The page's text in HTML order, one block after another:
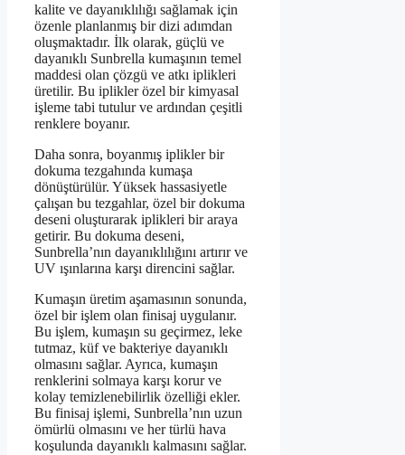
kalite ve dayanıklılığı sağlamak için
özenle planlanmış bir dizi adımdan
oluşmaktadır. İlk olarak, güçlü ve
dayanıklı Sunbrella kumaşının temel
maddesi olan çözgü ve atkı iplikleri
üretilir. Bu iplikler özel bir kimyasal
işleme tabi tutulur ve ardından çeşitli
renklere boyanır.
Daha sonra, boyanmış iplikler bir
dokuma tezgahında kumaşa
dönüştürülür. Yüksek hassasiyetle
çalışan bu tezgahlar, özel bir dokuma
deseni oluşturarak iplikleri bir araya
getirir. Bu dokuma deseni,
Sunbrella’nın dayanıklılığını artırır ve
UV ışınlarına karşı direncini sağlar.
Kumaşın üretim aşamasının sonunda,
özel bir işlem olan finisaj uygulanır.
Bu işlem, kumaşın su geçirmez, leke
tutmaz, küf ve bakteriye dayanıklı
olmasını sağlar. Ayrıca, kumaşın
renklerini solmaya karşı korur ve
kolay temizlenebilirlik özelliği ekler.
Bu finisaj işlemi, Sunbrella’nın uzun
ömürlü olmasını ve her türlü hava
koşulunda dayanıklı kalmasını sağlar.